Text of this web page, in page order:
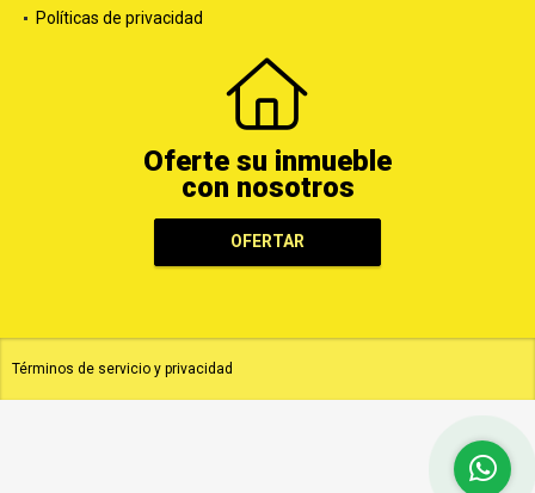
Políticas de privacidad
Oferte su inmueble
con nosotros
OFERTAR
Términos de servicio y privacidad